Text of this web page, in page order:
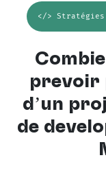
</>
prévoir
d’un
de